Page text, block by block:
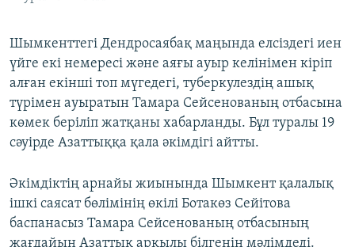
Шымкенттегі Дендросаябақ маңында елсіздегі иен
үйге екі немересі және аяғы ауыр келінімен кіріп
алған екінші топ мүгедегі, туберкулездің ашық
түрімен ауыратын Тамара Сейсенованың отбасына
көмек беріліп жатқаны хабарланды. Бұл туралы 19
сәуірде Азаттыққа қала әкімдігі айтты.
Әкімдіктің арнайы жиынында Шымкент қалалық
ішкі саясат бөлімінің өкілі Ботакөз Сейітова
баспанасыз Тамара Сейсенованың отбасының
жағдайын Азаттық арқылы білгенін мәлімдеді.